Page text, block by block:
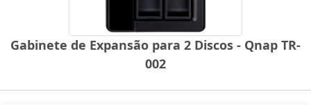
Gabinete de Expansão para 2 Discos - Qnap TR-
002